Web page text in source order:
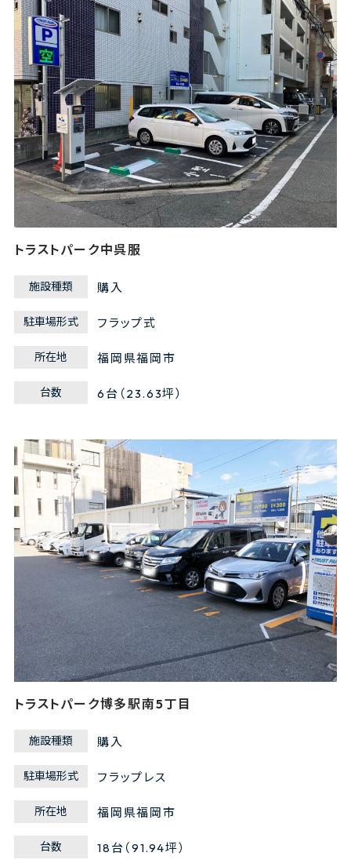
トラストパーク中呉服
施設種類 購入
駐車場形式 フラップ式
所在地 福岡県福岡市
台数 6台（23.63坪）
トラストパーク博多駅南5丁目
施設種類 購入
駐車場形式 フラップレス
所在地 福岡県福岡市
台数 18台（91.94坪）